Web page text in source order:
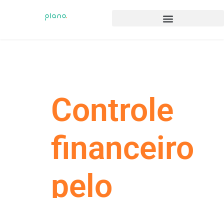
Controle
financeiro
pelo